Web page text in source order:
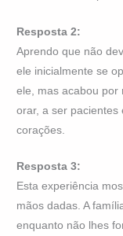
Resposta 2:
Aprendo que não
ele inicialmente se
ele, mas acabou por
orar, a ser pacientes
corações.
Resposta 3:
Esta experiência
mãos dadas. A
enquanto não lhes